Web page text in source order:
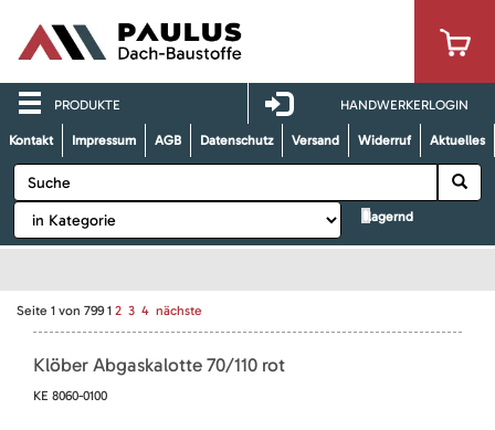
PRODUKTE HANDWERKERLOGIN
Kontakt Impressum AGB Datenschutz Versand Widerruf Aktuelles
lagernd
Seite 1 von 799 1 2 3 4 nächste
Klöber Abgaskalotte 70/110 rot
KE 8060-0100